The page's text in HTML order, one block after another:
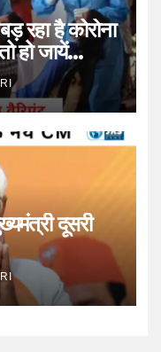
रहा है कोरोना
हो जायें
दूसरी